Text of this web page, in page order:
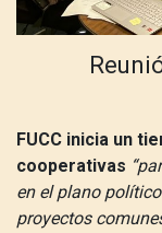
FUCC inicia un
cooperativas
en el plano
proyectos